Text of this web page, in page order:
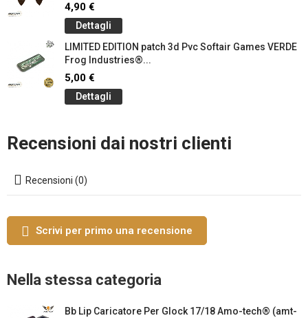
4,90 €
Dettagli
LIMITED EDITION patch 3d Pvc Softair Games VERDE
Frog Industries®...
5,00 €
Dettagli
Recensioni dai nostri clienti
Recensioni (0)
Scrivi per primo una recensione
Nella stessa categoria
Bb Lip Caricatore Per Glock 17/18 Amo-tech® (amt-